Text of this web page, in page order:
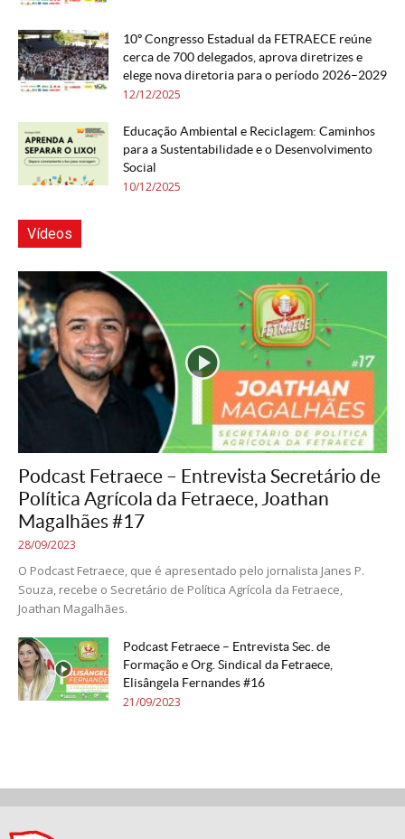
10º Congresso Estadual da FETRAECE reúne
cerca de 700 delegados, aprova diretrizes e
elege nova diretoria para o período 2026–2029
12/12/2025
Educação Ambiental e Reciclagem: Caminhos
para a Sustentabilidade e o Desenvolvimento
Social
10/12/2025
Vídeos
Podcast Fetraece – Entrevista Secretário de
Política Agrícola da Fetraece, Joathan
Magalhães #17
28/09/2023
O Podcast Fetraece, que é apresentado pelo jornalista Janes P.
Souza, recebe o Secretário de Política Agrícola da Fetraece,
Joathan Magalhães.
Podcast Fetraece – Entrevista Sec. de
Formação e Org. Sindical da Fetraece,
Elisângela Fernandes #16
21/09/2023